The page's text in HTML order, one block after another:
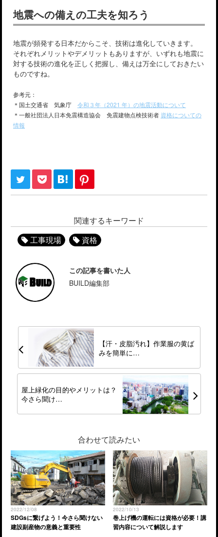
地震への備えの工夫を知ろう
地震が頻発する日本だからこそ、技術は進化していきます。
それぞれメリットやデメリットもありますが、いずれも地震に
対する技術の進化を正しく把握し、備えは万全にしておきたい
ものですね。
参考元：
＊国土交通省 気象庁令和３年（2021 年）の地震活動について
＊一般社団法人日本免震構造協会 免震建物点検技術者 資格についての
情報
関連するキーワード
工事現場
資格
この記事を書いた人
BUILD編集部
【汗・皮脂汚れ】作業服の黄ば
みを簡単に…
屋上緑化の目的やメリットは？
今さら聞け…
合わせて読みたい
2022/12/08
SDGsに繋げよう！今さら聞けない
建設副産物の意義と重要性
2022/10/13
巻上げ機の運転には資格が必要！講
習内容について解説します